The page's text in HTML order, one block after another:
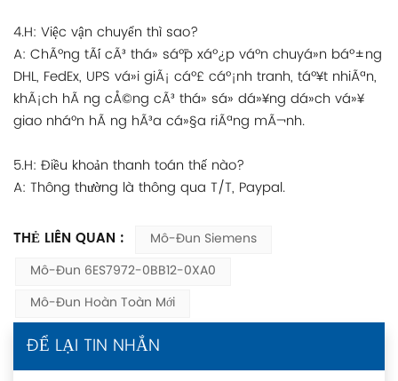
4.H: Việc vận chuyển thì sao?
A: ChÃºng tÃ´i cÃ³ thá» sáº¯p xáº¿p váº­n chuyá»n báº±ng
DHL, FedEx, UPS vá»i giÃ¡ cáº£ cáº¡nh tranh, táº¥t nhiÃªn,
khÃ¡ch hÃ ng cÅ©ng cÃ³ thá» sá»­ dá»¥ng dá»ch vá»¥
giao nháº­n hÃ ng hÃ³a cá»§a riÃªng mÃ¬nh.
5.H: Điều khoản thanh toán thế nào?
A: Thông thường là thông qua T/T, Paypal.
THẺ LIÊN QUAN :
Mô-Đun Siemens
Mô-Đun 6ES7972-0BB12-0XA0
Mô-Đun Hoàn Toàn Mới
ĐỂ LẠI TIN NHẮN